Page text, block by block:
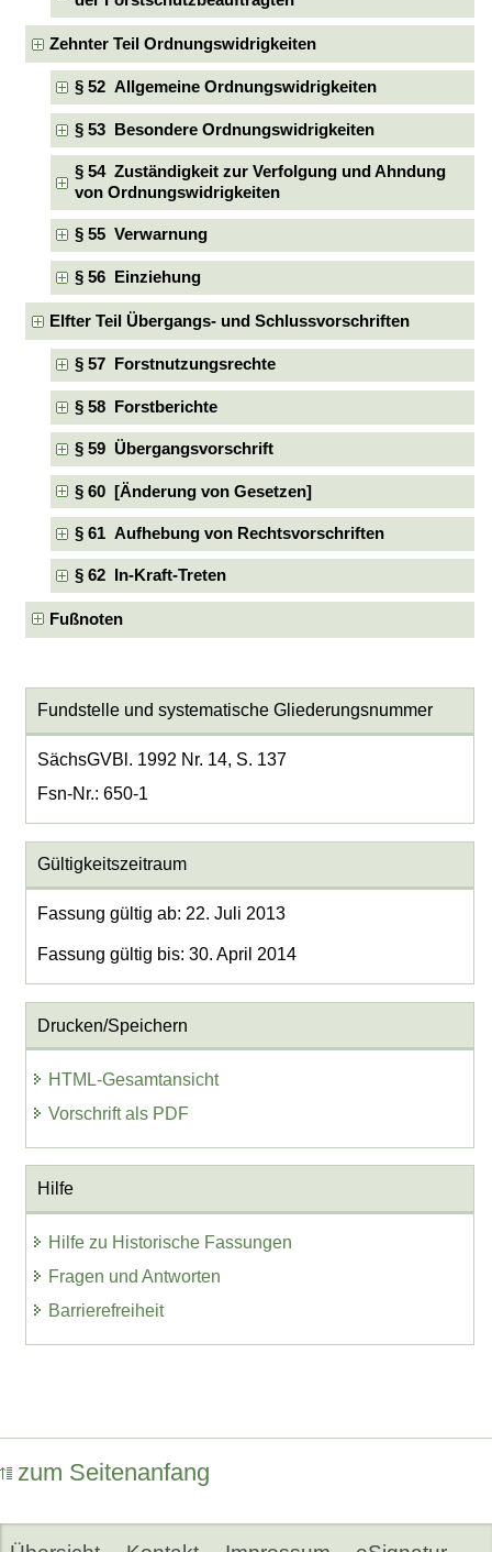
Zehnter Teil Ordnungswidrigkeiten
§ 52 Allgemeine Ordnungswidrigkeiten
§ 53 Besondere Ordnungswidrigkeiten
§ 54 Zuständigkeit zur Verfolgung und Ahndung
von Ordnungswidrigkeiten
§ 55 Verwarnung
§ 56 Einziehung
Elfter Teil Übergangs- und Schlussvorschriften
§ 57 Forstnutzungsrechte
§ 58 Forstberichte
§ 59 Übergangsvorschrift
§ 60 [Änderung von Gesetzen]
§ 61 Aufhebung von Rechtsvorschriften
§ 62 In-Kraft-Treten
Fußnoten
Fundstelle und systematische Gliederungsnummer
SächsGVBl. 1992 Nr. 14, S. 137
Fsn-Nr.: 650-1
Gültigkeitszeitraum
Fassung gültig ab: 22. Juli 2013
Fassung gültig bis: 30. April 2014
Drucken/Speichern
HTML-Gesamtansicht
Vorschrift als PDF
Hilfe
Hilfe zu Historische Fassungen
Fragen und Antworten
Barrierefreiheit
zum Seitenanfang